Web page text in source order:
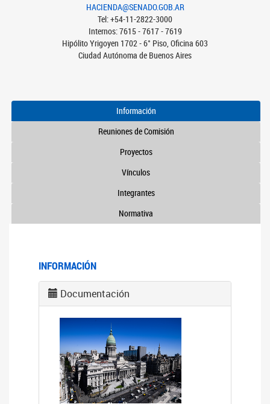
HACIENDA@SENADO.GOB.AR
Tel: +54-11-2822-3000
Internos: 7615 - 7617 - 7619
Hipólito Yrigoyen 1702 - 6° Piso, Oficina 603
Ciudad Autónoma de Buenos Aires
Información
Reuniones de Comisión
Proyectos
Vínculos
Integrantes
Normativa
INFORMACIÓN
Documentación